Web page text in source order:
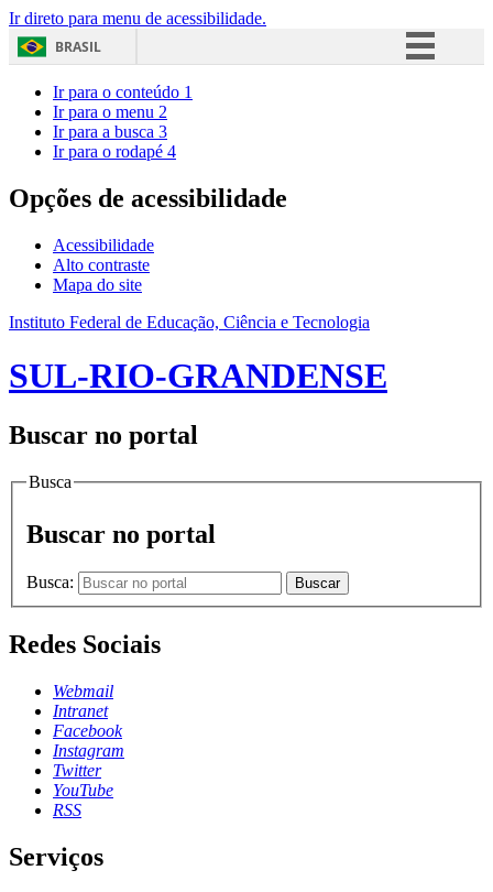
Ir direto para menu de acessibilidade.
BRASIL
Acesso à informação
Ir para o conteúdo 1
Ir para o menu 2
Ir para a busca 3
Ir para o rodapé 4
Opções de acessibilidade
Acessibilidade
Alto contraste
Mapa do site
Instituto Federal de Educação, Ciência e Tecnologia
SUL-RIO-GRANDENSE
Buscar no portal
Busca
Buscar no portal
Busca: Buscar
Redes Sociais
Webmail
Intranet
Facebook
Instagram
Twitter
YouTube
RSS
Serviços